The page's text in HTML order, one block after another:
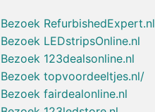
Bezoek RefurbishedExpert.nl
Bezoek LEDstripsOnline.nl
Bezoek 123dealsonline.nl
Bezoek topvoordeeltjes.nl/
Bezoek fairdealonline.nl